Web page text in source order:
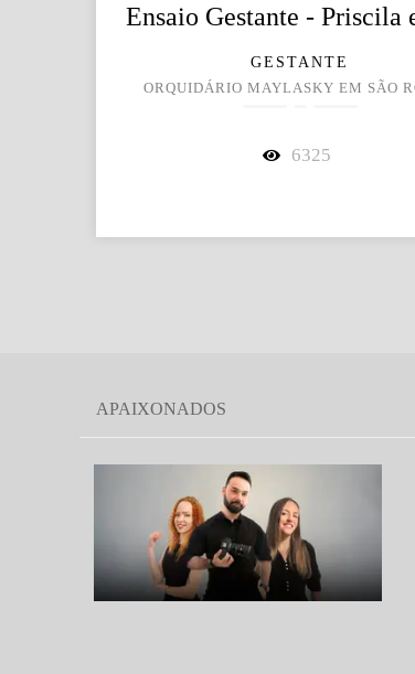
Ensaio Gestante - Priscila
GESTANTE
ORQUIDÁRIO MAYLASKY EM SÃO
6325
APAIXONADOS